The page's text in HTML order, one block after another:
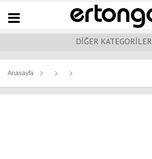
Navigation
DİĞER KATEGORİLER
Anasayfa